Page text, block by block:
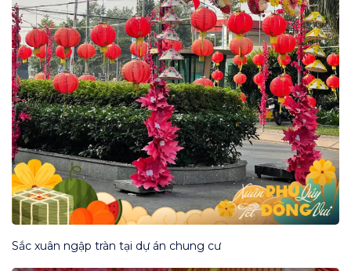
Sắc xuân ngập tràn tại dự án chung cư